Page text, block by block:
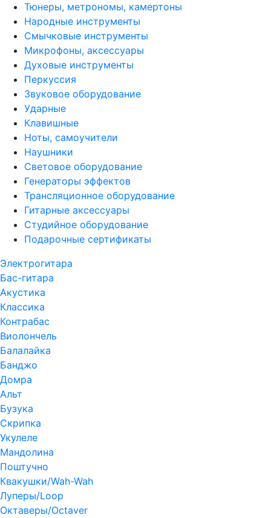
Тюнеры, метрономы, камертоны
Народные инструменты
Смычковые инструменты
Микрофоны, аксессуары
Духовые инструменты
Перкуссия
Звуковое оборудование
Ударные
Клавишные
Ноты, самоучители
Наушники
Световое оборудование
Генераторы эффектов
Трансляционное оборудование
Гитарные аксессуары
Студийное оборудование
Подарочные сертификаты
Электрогитара
Бас-гитара
Акустика
Классика
Контрабас
Виолончель
Балалайка
Банджо
Домра
Альт
Бузука
Скрипка
Укулеле
Мандолина
Поштучно
Квакушки/Wah-Wah
Луперы/Loop
Октаверы/Octaver